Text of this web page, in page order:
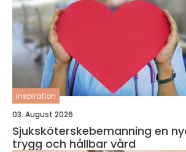
inspiration
03. August 2026
Sjuksköterskebemanning en nyckelfråga för
trygg och hållbar vård